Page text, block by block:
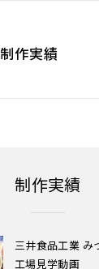
制作実績
制作実績
三井食品工業 み
工場見学動画